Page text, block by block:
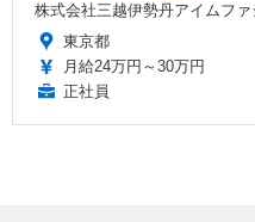
株式会社三越伊勢丹アイムフ
東京都
月給24万円～30万円
正社員